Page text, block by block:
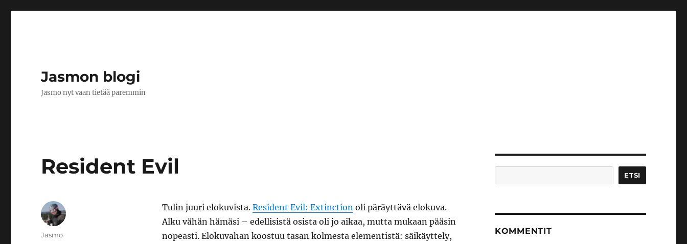
Jasmon blogi
Jasmo nyt vaan tietää paremmin
Resident Evil
Tulin juuri elokuvista. Resident Evil: Extinctionoli päräyttävä elokuva.
Alku vähän hämäsi – edellisistä osista oli jo aikaa, mutta mukaan pääsin
nopeasti. Elokuvahan koostuu tasan kolmesta elementistä: säikäyttely,
Kirjoittaja
Jasmo
ETSI
KOMMENTIT